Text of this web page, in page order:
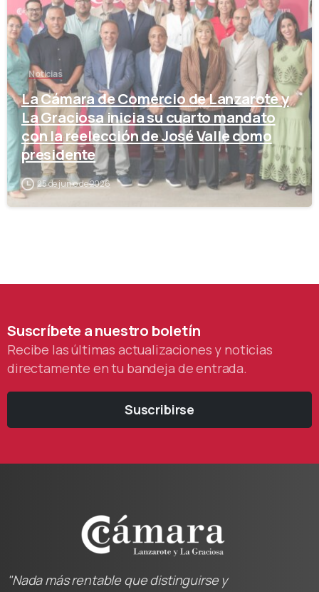
Noticias
La Cámara de Comercio de Lanzarote y
La Graciosa inicia su cuarto mandato
con la reelección de José Valle como
presidente
25 de junio de 2026
Suscríbeteanuestro boletín
Recibe las últimas actualizaciones y noticias
directamente en tu bandeja de entrada.
Suscribirse
"Nada más rentable que distinguirse y